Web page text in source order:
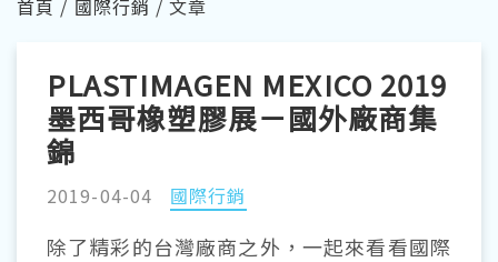
首頁 / 國際行銷 / 文章
PLASTIMAGEN MEXICO 2019
墨西哥橡塑膠展－國外廠商集
錦
2019-04-04 國際行銷
除了精彩的台灣廠商之外，一起來看看國際